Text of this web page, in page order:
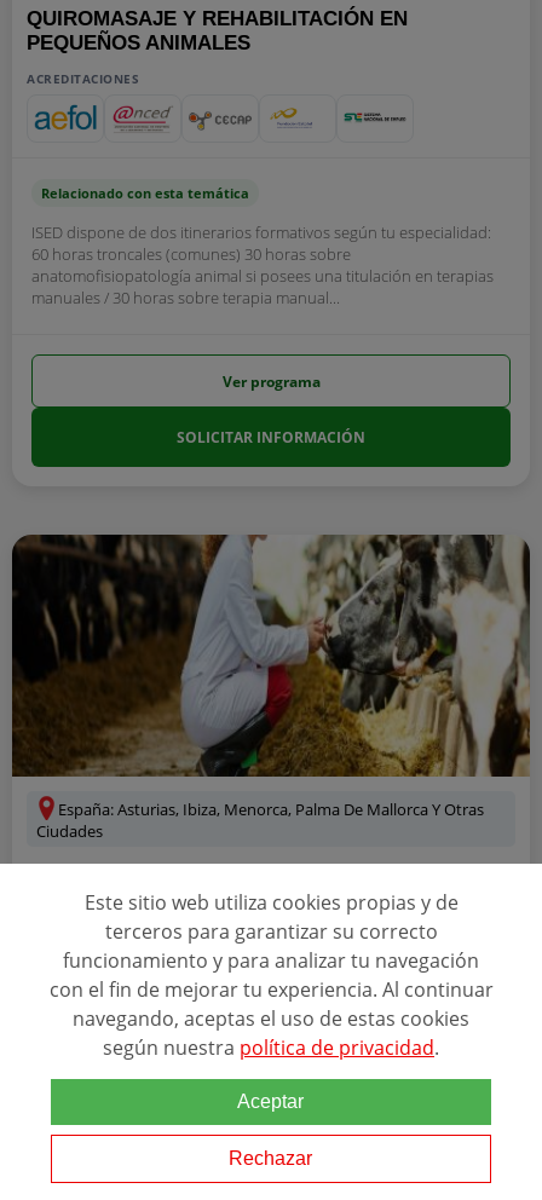
QUIROMASAJE Y REHABILITACIÓN EN
PEQUEÑOS ANIMALES
ACREDITACIONES
Relacionado con esta temática
ISED dispone de dos itinerarios formativos según tu especialidad:
60 horas troncales (comunes) 30 horas sobre
anatomofisiopatología animal si posees una titulación en terapias
manuales / 30 horas sobre terapia manual...
Ver programa
SOLICITAR INFORMACIÓN
España: Asturias, Ibiza, Menorca, Palma De Mallorca Y Otras
Ciudades
ESCUELA EN GOOGLE
341 reseñas
ACREDITACIONES
+7
Relacionado con esta temática
El crecimiento de la actividadecuestreen nuestro país hace del
Auxiliar de herrador una figura clave para el herrado profesional.
Este sitio web utiliza cookies propias y de
terceros para garantizar su correcto
funcionamiento y para analizar tu navegación
con el fin de mejorar tu experiencia. Al continuar
navegando, aceptas el uso de estas cookies
según nuestra política de privacidad.
Aceptar
Rechazar